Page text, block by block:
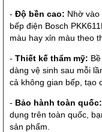
- Độ bền cao: Nhờ vào
bếp điện Bosch
màu hay xỉn màu theo
- Thiết kế thẩm mỹ:
dàng vệ sinh sau mỗi
cả không gian bếp, tạo
- Bảo hành toàn quốc:
dụng trên toàn quốc,
sản phẩm.